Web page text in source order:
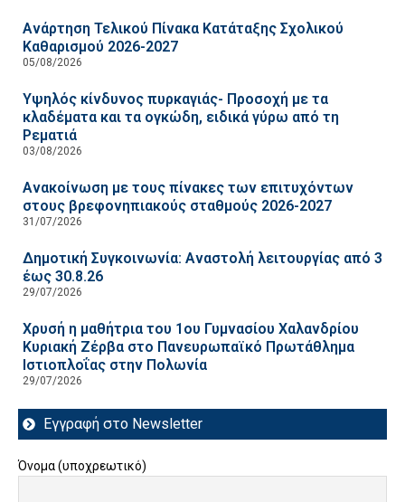
Ανάρτηση Τελικού Πίνακα Κατάταξης Σχολικού
Καθαρισμού 2026-2027
05/08/2026
Υψηλός κίνδυνος πυρκαγιάς- Προσοχή με τα
κλαδέματα και τα ογκώδη, ειδικά γύρω από τη
Ρεματιά
03/08/2026
Ανακοίνωση με τους πίνακες των επιτυχόντων
στους βρεφονηπιακούς σταθμούς 2026-2027
31/07/2026
Δημοτική Συγκοινωνία: Αναστολή λειτουργίας από 3
έως 30.8.26
29/07/2026
Χρυσή η μαθήτρια του 1ου Γυμνασίου Χαλανδρίου
Κυριακή Ζέρβα στο Πανευρωπαϊκό Πρωτάθλημα
Ιστιοπλοΐας στην Πολωνία
29/07/2026
Εγγραφή στο Newsletter
Όνομα (υποχρεωτικό)